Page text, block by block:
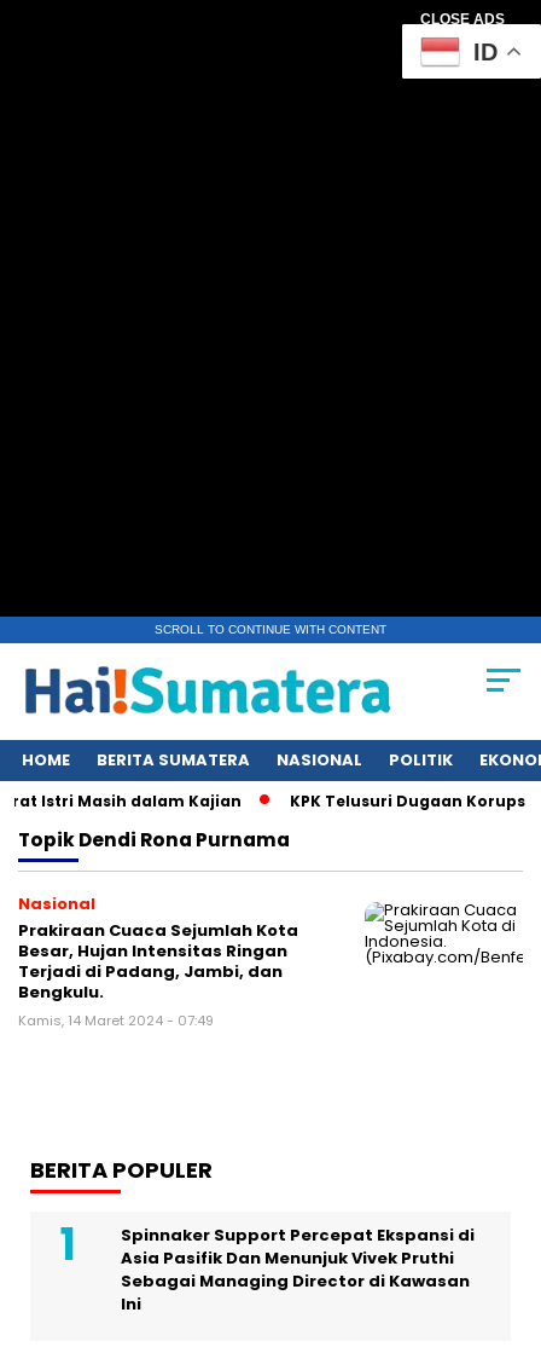
CLOSE ADS
SCROLL TO CONTINUE WITH CONTENT
HOME BERITA SUMATERA NASIONAL POLITIK
Istri Masih dalam Kajian KPK Telusuri Dugaan Korupsi
TopikDendi Rona Purnama
Nasional
Prakiraan Cuaca Sejumlah Kota
Besar, Hujan Intensitas Ringan
Terjadi di Padang, Jambi, dan
Bengkulu.
Kamis, 14 Maret 2024 - 07:49
BERITA POPULER
Spinnaker Support Percepat Ekspansi di
Asia Pasifik Dan Menunjuk Vivek Pruthi
Sebagai Managing Director di Kawasan
Ini
ID